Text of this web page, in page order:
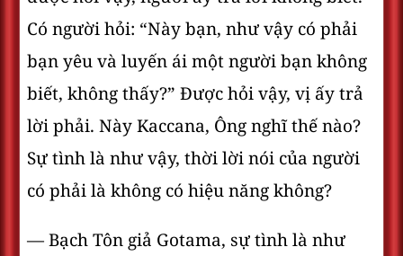
Có người hỏi: “Này bạn, như vậy có phải
bạn yêu và luyến ái một người bạn không
biết, không thấy?” Ðược hỏi vậy, vị ấy trả
lời phải. Này Kaccana, Ông nghĩ thế nào?
Sự tình là như vậy, thời lời nói của người
có phải là không có hiệu năng không?
— Bạch Tôn giả Gotama, sự tình là như